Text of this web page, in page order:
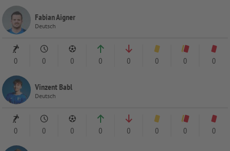
Fabian Aigner
Deutsch
0 0 0 0 0 0 0 0
Vinzent Babl
Deutsch
0 0 0 0 0 0 0 0